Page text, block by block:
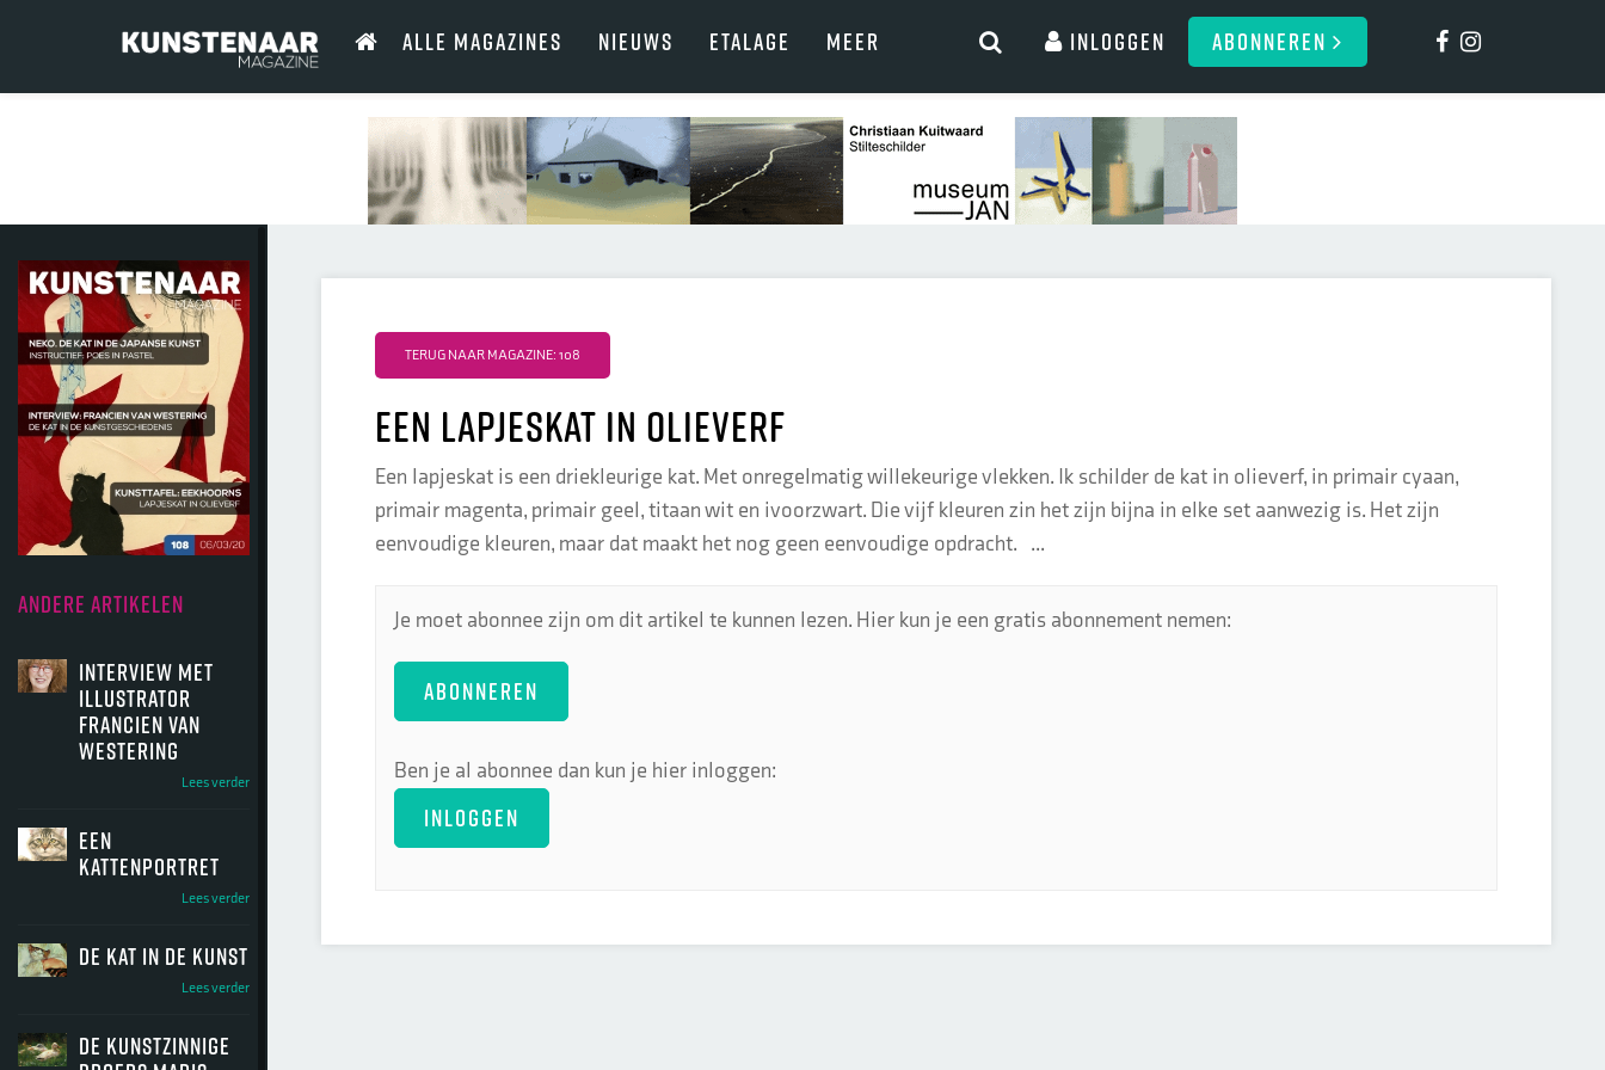
ALLE MAGAZINES NIEUWS ETALAGE MEER Inloggen ABONNEREN
ANDERE ARTIKELEN
Interview met
illustrator
Francien van
Westering
Lees verder
Een
kattenportret
Lees verder
De kat in de kunst
Lees verder
De kunstzinnige
TERUG NAAR MAGAZINE: 108
Een lapjeskat in olieverf
Een lapjeskat is een driekleurige kat. Met onregelmatig willekeurige vlekken. Ik schilder de kat in olieverf, in primair cyaan,
primair magenta, primair geel, titaan wit en ivoorzwart. Die vijf kleuren zin het zijn bijna in elke set aanwezig is. Het zijn
eenvoudige kleuren, maar dat maakt het nog geen eenvoudige opdracht. ...
Je moet abonnee zijn om dit artikel te kunnen lezen. Hier kun je een gratis abonnement nemen:
ABONNEREN
Ben je al abonnee dan kun je hier inloggen:
INLOGGEN